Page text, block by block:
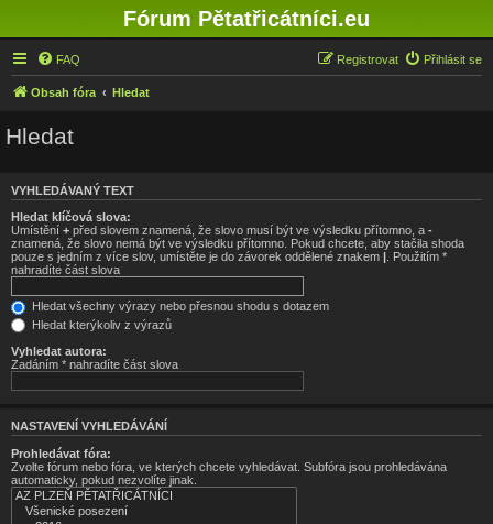
Fórum Pětatřicátníci.eu
FAQ Přihlásit se
Registrovat
Obsah fóra Hledat
Hledat
VYHLEDÁVANÝ TEXT
Hledat klíčová slova:
Umístění + před slovem znamená, že slovo musí být ve výsledku přítomno, a -
znamená, že slovo nemá být ve výsledku přítomno. Pokud chcete, aby stačila shoda
pouze s jedním z více slov, umístěte je do závorek oddělené znakem | . Použitím *
nahradíte část slova
Hledat všechny výrazy nebo přesnou shodu s dotazem
Hledat kterýkoliv z výrazů
Vyhledat autora:
Zadáním * nahradíte část slova
NASTAVENÍ VYHLEDÁVÁNÍ
Prohledávat fóra:
Zvolte fórum nebo fóra, ve kterých chcete vyhledávat. Subfóra jsou prohledávána
automaticky, pokud nezvolíte jinak.